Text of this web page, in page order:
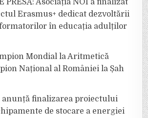
PRESĂ: Asociația NOI a finalizat
Erasmus+ dedicat dezvoltării
în educația adulților
Mondial la Aritmetică
Național al României la Șah
anunță finalizarea proiectului
de stocare a energiei